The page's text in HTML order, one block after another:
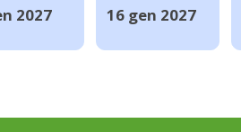
2027
16 gen 2027